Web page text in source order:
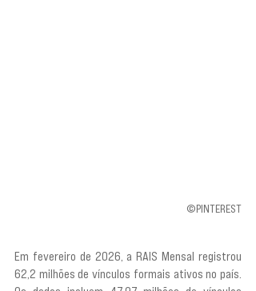
©PINTEREST
Em fevereiro de 2026, a RAIS Mensal registrou
62,2 milhões de vínculos formais ativos no país.